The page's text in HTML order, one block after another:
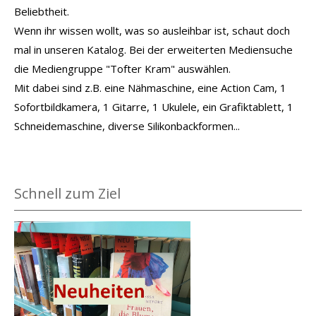
Beliebtheit.
Wenn ihr wissen wollt, was so ausleihbar ist, schaut doch
mal in unseren Katalog. Bei der erweiterten Mediensuche
die Mediengruppe "Tofter Kram" auswählen.
Mit dabei sind z.B. eine Nähmaschine, eine Action Cam, 1
Sofortbildkamera, 1 Gitarre, 1 Ukulele, ein Grafiktablett, 1
Schneidemaschine, diverse Silikonbackformen...
Schnell zum Ziel